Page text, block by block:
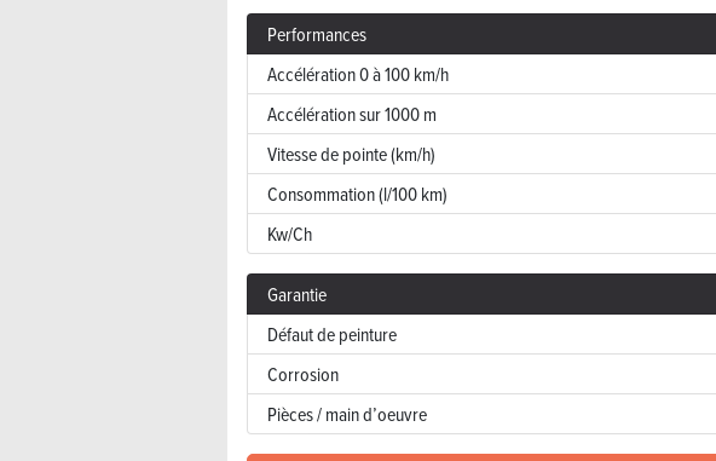
Performances
Accélération 0 à 100 km/h
Accélération sur 1000 m
Vitesse de pointe (km/h)
Consommation (l/100 km)
Kw/Ch
Garantie
Défaut de peinture
Corrosion
Pièces / main d’oeuvre